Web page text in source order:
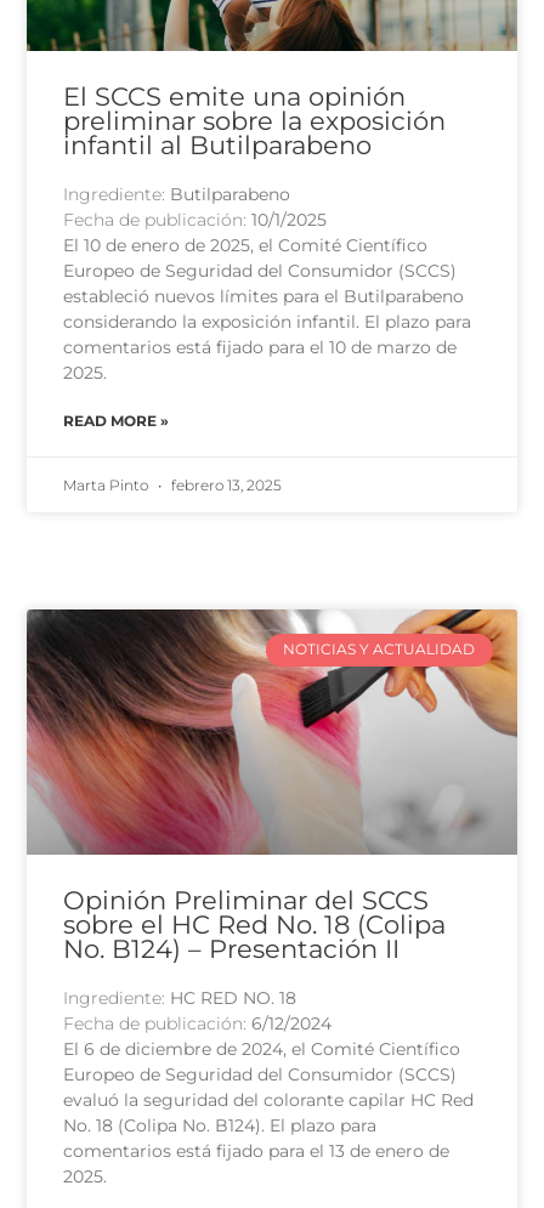
El SCCS emite una opinión
preliminar sobre la exposición
infantil al Butilparabeno
Ingrediente: Butilparabeno
Fecha de publicación:10/1/2025
El 10 de enero de 2025, el Comité Científico
Europeo de Seguridad del Consumidor (SCCS)
estableció nuevos límites para el Butilparabeno
considerando la exposición infantil. El plazo para
comentarios está fijado para el 10 de marzo de
2025.
READ MORE »
Marta Pinto febrero 13, 2025
NOTICIAS Y ACTUALIDAD
Opinión Preliminar del SCCS
sobre el HC Red No. 18 (Colipa
No. B124) – Presentación II
Ingrediente: HC RED NO. 18
Fecha de publicación:6/12/2024
El 6 de diciembre de 2024, el Comité Científico
Europeo de Seguridad del Consumidor (SCCS)
evaluó la seguridad del colorante capilar HC Red
No. 18 (Colipa No. B124). El plazo para
comentarios está fijado para el 13 de enero de
2025.